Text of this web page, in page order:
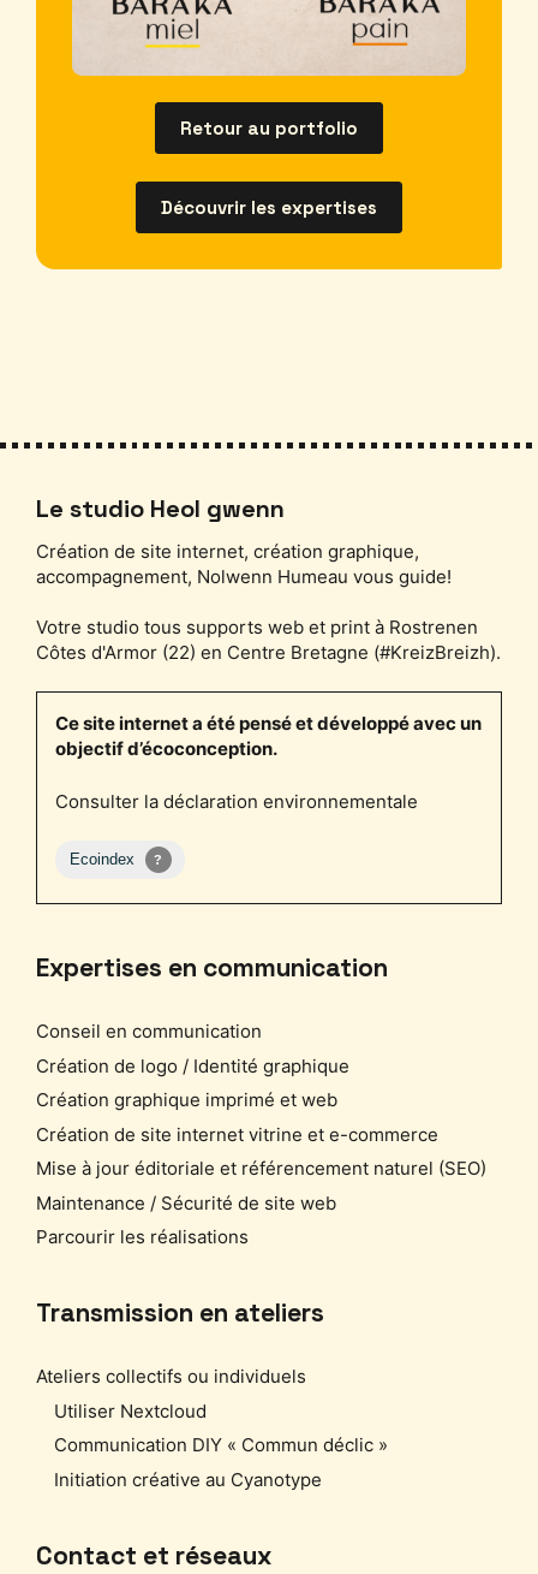
Retour au portfolio
Découvrir les expertises
Le studio Heol gwenn
Création de site internet, création graphique,
accompagnement, Nolwenn Humeau vous guide!
Votre studio tous supports web et print à Rostrenen
Côtes d'Armor (22) en Centre Bretagne (#KreizBreizh).
Ce site internet a été pensé et développé avec un
objectif d’écoconception.
Consulter la déclaration environnementale
Expertises en communication
Conseil en communication
Création de logo / Identité graphique
Création graphique imprimé et web
Création de site internet vitrine et e-commerce
Mise à jour éditoriale et référencement naturel (SEO)
Maintenance / Sécurité de site web
Parcourir les réalisations
Transmission en ateliers
Ateliers collectifs ou individuels
Utiliser Nextcloud
Communication DIY « Commun déclic »
Initiation créative au Cyanotype
Contact et réseaux